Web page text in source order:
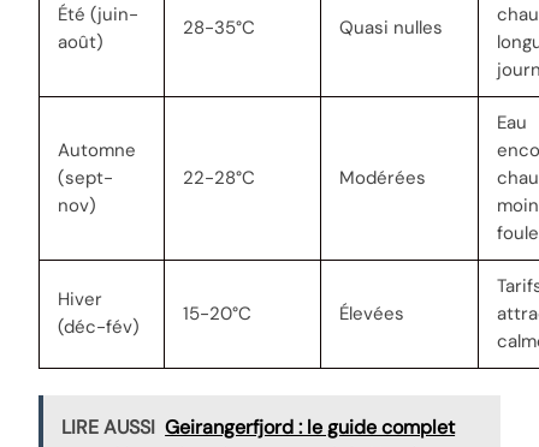
Été (juin-
août)
28-35°C Quasi nulles
Automne
(sept-
nov)
22-28°C Modérées
Eau
foule
Hiver
(déc-fév)
15-20°C Élevées
LIRE AUSSI Geirangerfjord : le guide complet